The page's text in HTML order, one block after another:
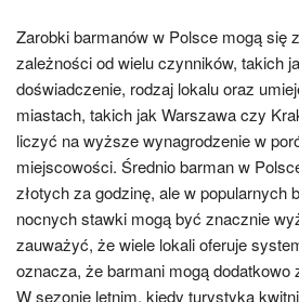
Zarobki barmanów w Polsce mogą się
zależności od wielu czynników, takich
doświadczenie, rodzaj lokalu oraz
miastach, takich jak Warszawa czy
liczyć na wyższe wynagrodzenie w
miejscowości. Średnio barman w
złotych za godzinę, ale w popularnych
nocnych stawki mogą być znacznie
zauważyć, że wiele lokali oferuje
oznacza, że barmani mogą dodatkowo
W sezonie letnim, kiedy turystyka